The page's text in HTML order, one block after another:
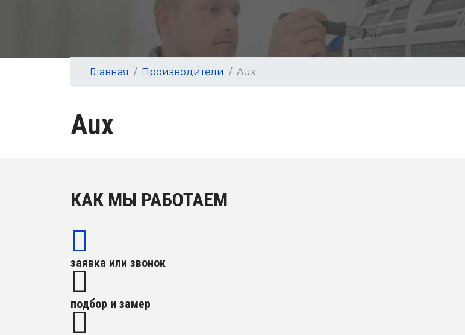
Главная Производители Aux
Aux
КАК МЫ РАБОТАЕМ
заявка или звонок
подбор и замер